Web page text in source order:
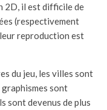
2D, il est difficile de
(respectivement
reproduction est
du jeu, les villes sont
graphismes sont
sont devenus de plus